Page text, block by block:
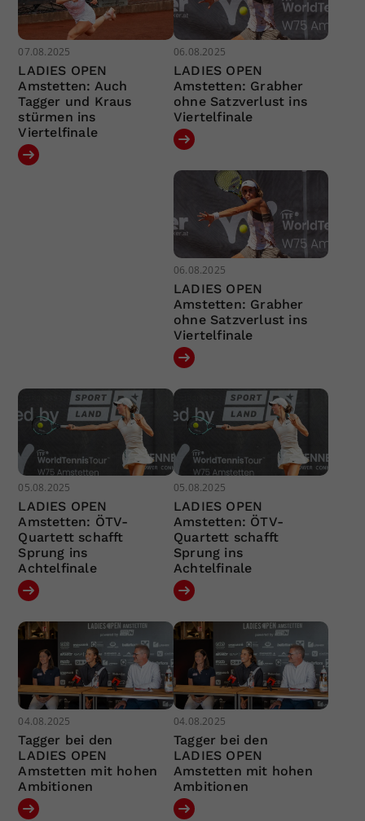
07.08.2025
LADIES OPEN
Amstetten: Auch
Tagger und Kraus
stürmen ins
Viertelfinale
06.08.2025
LADIES OPEN
Amstetten: Grabher
ohne Satzverlust ins
Viertelfinale
06.08.2025
LADIES OPEN
Amstetten: Grabher
ohne Satzverlust ins
Viertelfinale
05.08.2025
LADIES OPEN
Amstetten: ÖTV-
Quartett schafft
Sprung ins
Achtelfinale
05.08.2025
LADIES OPEN
Amstetten: ÖTV-
Quartett schafft
Sprung ins
Achtelfinale
04.08.2025
Tagger bei den
LADIES OPEN
Amstetten mit hohen
Ambitionen
04.08.2025
Tagger bei den
LADIES OPEN
Amstetten mit hohen
Ambitionen